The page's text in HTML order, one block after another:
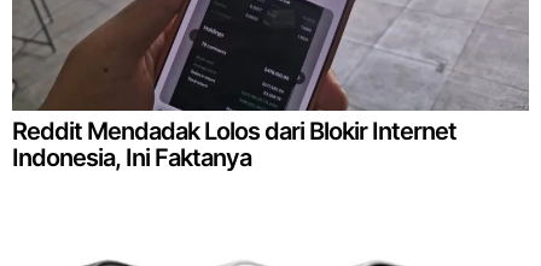
Reddit Mendadak Lolos dari Blokir Internet
Indonesia, Ini Faktanya